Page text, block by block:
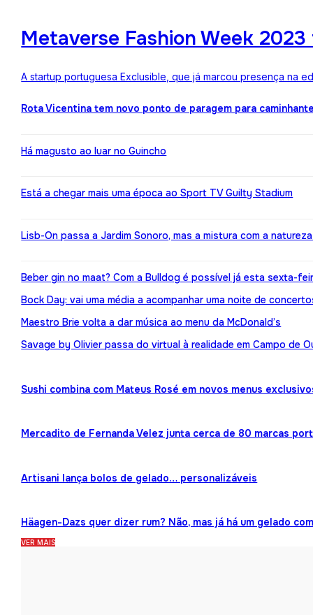
Metaverse Fashion Week
A startup portuguesa Exclusible, que já marcou presença na
Rota Vicentina tem novo ponto de paragem para
Há magusto ao luar no Guincho
Está a chegar mais uma época ao Sport TV Guilty Stadium
Lisb-On passa a Jardim Sonoro, mas a mistura com a
Beber gin no maat? Com a Bulldog é possível já esta sexta-
Bock Day: vai uma média a acompanhar uma noite de
Maestro Brie volta a dar música ao menu da McDonald’s
Savage by Olivier passa do virtual à realidade em Campo de
Sushi combina com Mateus Rosé em novos menus
Mercadito de Fernanda Velez junta cerca de 80 marcas
Artisani lança bolos de gelado… personalizáveis
Häagen-Dazs quer dizer rum? Não, mas já há um gelado
VER MAIS